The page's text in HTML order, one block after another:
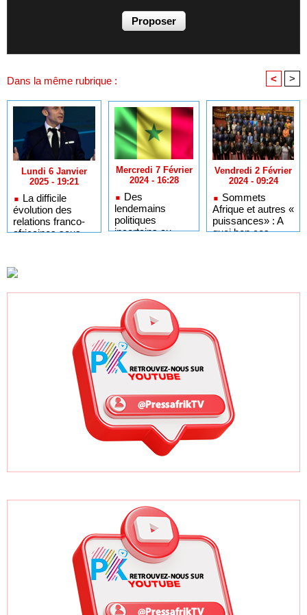
Dans la même rubrique : < >
Lundi 6 Janvier
2025 - 19:21
La difficile
évolution des
relations franco-
africaines sous
Mercredi 7 Février
2024 - 16:28
Des
lendemains
politiques
incertains au
Vendredi 2 Février
2024 - 09:24
Sommets
Afrique et autres «
puissances» : A
quoi bon ces